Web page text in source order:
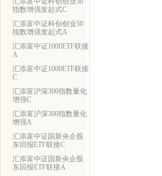
指数增强发起式C
汇添富中证科创创业50
指数增强发起式A
汇添富中证1000ETF联接
A
汇添富中证1000ETF联接
C
汇添富沪深300指数量化
增强C
汇添富沪深300指数量化
增强A
汇添富中证国新央企股
东回报ETF联接C
汇添富中证国新央企股
东回报ETF联接A